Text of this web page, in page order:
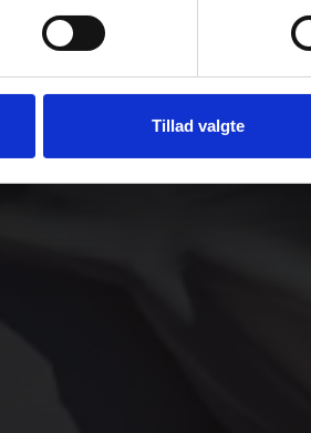
Tillad valgte